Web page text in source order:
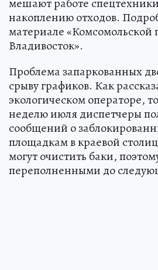
мешают работе
накоплению отходов.
материале «Комсомольской
Владивосток».
Проблема запаркованных
срыву графиков. Как
экологическом операторе,
неделю июля диспетчеры
сообщений о
площадкам в краевой
могут очистить баки,
переполненными до